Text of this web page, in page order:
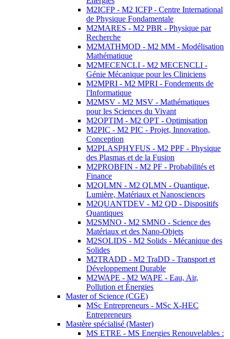
M2ICFP - M2 ICFP - Centre International
de Physique Fondamentale
M2MARES - M2 PBR - Physique par
Recherche
M2MATHMOD - M2 MM - Modélisation
Mathématique
M2MECENCLI - M2 MECENCLI -
Génie Mécanique pour les Cliniciens
M2MPRI - M2 MPRI - Fondements de
l'Informatique
M2MSV - M2 MSV - Mathématiques
pour les Sciences du Vivant
M2OPTIM - M2 OPT - Optimisation
M2PIC - M2 PIC - Projet, Innovation,
Conception
M2PLASPHYFUS - M2 PPF - Physique
des Plasmas et de la Fusion
M2PROBFIN - M2 PF - Probabilités et
Finance
M2QLMN - M2 QLMN - Quantique,
Lumière, Matériaux et Nanosciences
M2QUANTDEV - M2 QD - Dispositifs
Quantiques
M2SMNO - M2 SMNO - Science des
Matériaux et des Nano-Objets
M2SOLIDS - M2 Solids - Mécanique des
Solides
M2TRADD - M2 TraDD - Transport et
Développement Durable
M2WAPE - M2 WAPE - Eau, Air,
Pollution et Énergies
Master of Science (CGE)
MSc Entrepreneurs - MSc X-HEC
Entrepreneurs
Mastère spécialisé (Master)
MS ETRE - MS Energies Renouvelables :